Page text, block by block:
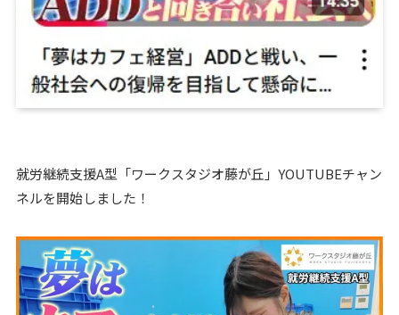
就労継続支援A型「ワークスタジオ藤が丘」YOUTUBEチャン
ネルを開始しました！